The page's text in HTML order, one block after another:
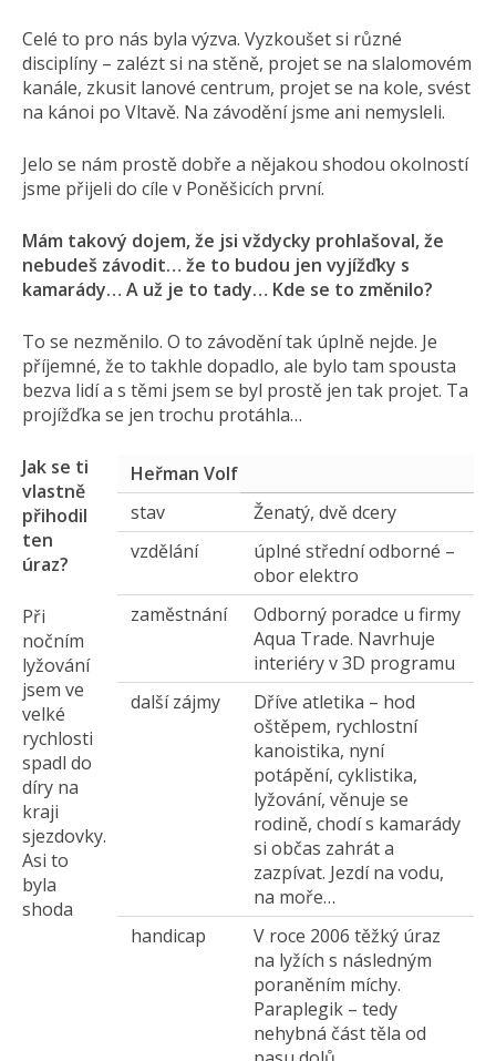
Celé to pro nás byla výzva. Vyzkoušet si různé
disciplíny – zalézt si na stěně, projet se na slalomovém
kanále, zkusit lanové centrum, projet se na kole, svést
na kánoi po Vltavě. Na závodění jsme ani nemysleli.
Jelo se nám prostě dobře a nějakou shodou okolností
jsme přijeli do cíle v Poněšicích první.
Mám takový dojem, že jsi vždycky prohlašoval, že
nebudeš závodit… že to budou jen vyjížďky s
kamarády… A už je to tady… Kde se to změnilo?
To se nezměnilo. O to závodění tak úplně nejde. Je
příjemné, že to takhle dopadlo, ale bylo tam spousta
bezva lidí a s těmi jsem se byl prostě jen tak projet. Ta
projížďka se jen trochu protáhla…
Heřman Volf
stav
Ženatý, dvě dcery
vzdělání
úplné střední odborné –
obor elektro
zaměstnání
Odborný poradce u firmy
Aqua Trade. Navrhuje
interiéry v 3D programu
další zájmy
Dříve atletika – hod
oštěpem, rychlostní
kanoistika, nyní
potápění, cyklistika,
lyžování, věnuje se
rodině, chodí s kamarády
si občas zahrát a
zazpívat. Jezdí na vodu,
na moře…
handicap
V roce 2006 těžký úraz
na lyžích s následným
poraněním míchy.
Paraplegik – tedy
nehybná část těla od
Jak se ti
vlastně
přihodil
ten
úraz?
Při
nočním
lyžování
jsem ve
velké
rychlosti
spadl do
díry na
kraji
sjezdovky.
Asi to
byla
shoda